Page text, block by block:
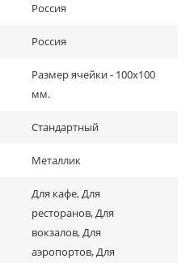
Россия
Россия
Размер ячейки - 100х100
мм.
Стандартный
Металлик
Для кафе, Для
ресторанов, Для
вокзалов, Для
аэропортов, Для